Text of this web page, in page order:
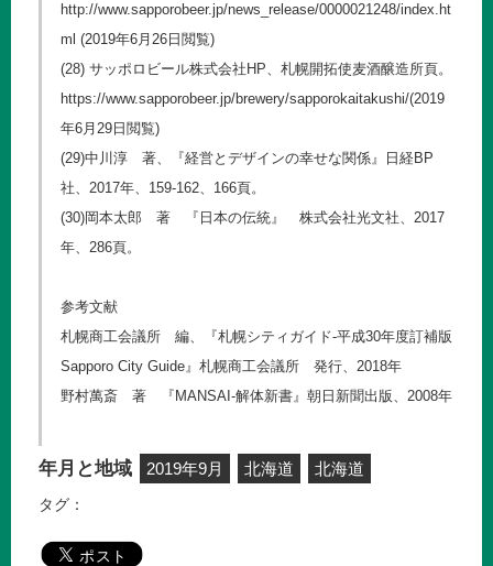
http://www.sapporobeer.jp/news_release/0000021248/index.ht
ml (2019年6月26日閲覧)
(28) サッポロビール株式会社HP、札幌開拓使麦酒醸造所頁。
https://www.sapporobeer.jp/brewery/sapporokaitakushi/(2019
年6月29日閲覧)
(29)中川淳 著、『経営とデザインの幸せな関係』日経BP
社、2017年、159-162、166頁。
(30)岡本太郎 著 『日本の伝統』 株式会社光文社、2017
年、286頁。
参考文献
札幌商工会議所 編、『札幌シティガイド-平成30年度訂補版
Sapporo City Guide』札幌商工会議所 発行、2018年
野村萬斎 著 『MANSAI-解体新書』朝日新聞出版、2008年
年月と地域 2019年9月 北海道 北海道
タグ：